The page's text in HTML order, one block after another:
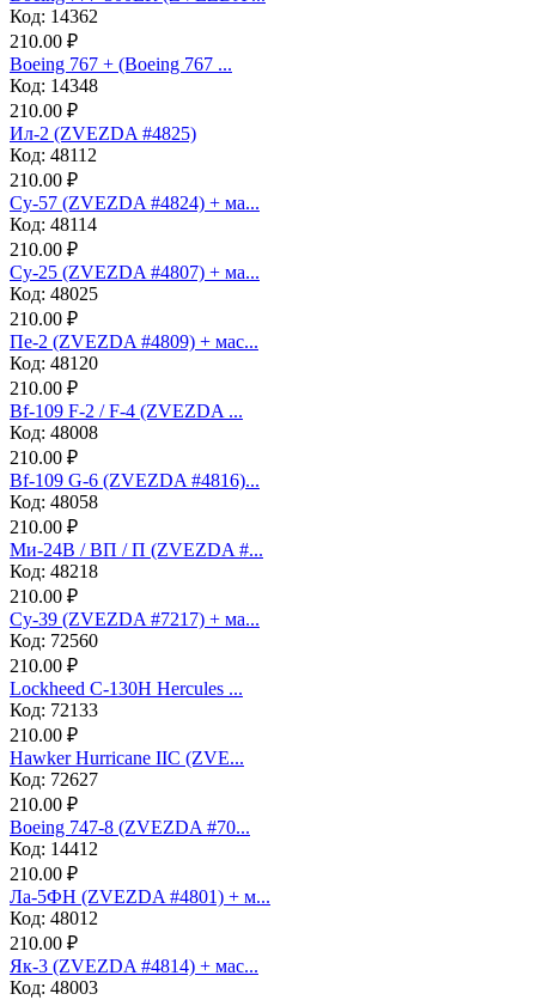
Код: 14362
210.00 ₽
Boeing 767 + (Boeing 767 ...
Код: 14348
210.00 ₽
Ил-2 (ZVEZDA #4825)
Код: 48112
210.00 ₽
Су-57 (ZVEZDA #4824) + ма...
Код: 48114
210.00 ₽
Су-25 (ZVEZDA #4807) + ма...
Код: 48025
210.00 ₽
Пе-2 (ZVEZDA #4809) + мас...
Код: 48120
210.00 ₽
Bf-109 F-2 / F-4 (ZVEZDA ...
Код: 48008
210.00 ₽
Bf-109 G-6 (ZVEZDA #4816)...
Код: 48058
210.00 ₽
Ми-24В / ВП / П (ZVEZDA #...
Код: 48218
210.00 ₽
Су-39 (ZVEZDA #7217) + ма...
Код: 72560
210.00 ₽
Lockheed C-130H Hercules ...
Код: 72133
210.00 ₽
Hawker Hurricane IIC (ZVE...
Код: 72627
210.00 ₽
Boeing 747-8 (ZVEZDA #70...
Код: 14412
210.00 ₽
Ла-5ФН (ZVEZDA #4801) + м...
Код: 48012
210.00 ₽
Як-3 (ZVEZDA #4814) + мас...
Код: 48003